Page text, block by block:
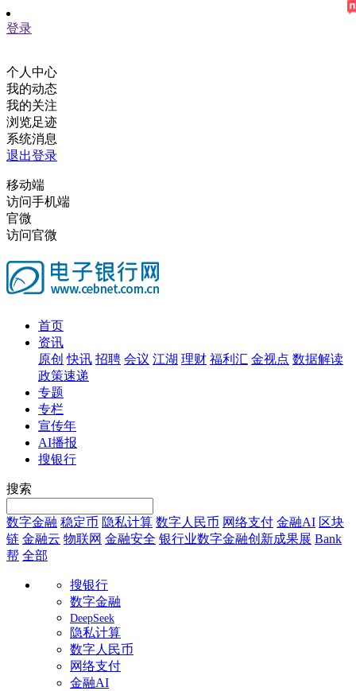
登录
个人中心
我的动态
我的关注
浏览足迹
系统消息
退出登录
移动端
访问手机端
官微
访问官微
首页
资讯
原创 快讯 招聘 会议 江湖 理财 福利汇 金视点 数据解读
政策速递
专题
专栏
宣传年
AI播报
搜银行
搜索
数字金融 稳定币 隐私计算 数字人民币 网络支付 金融AI 区块
链 金融云 物联网 金融安全 银行业数字金融创新成果展 Bank
帮 全部
搜银行
数字金融
DeepSeek
隐私计算
数字人民币
网络支付
金融AI